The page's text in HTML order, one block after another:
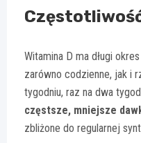
Witamina D ma długi
zarówno codzienne, jak i
tygodniu, raz na dwa
częstsze, mniejsze
zbliżone do regularnej